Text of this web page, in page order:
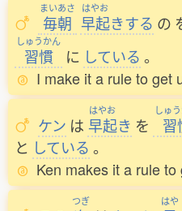
まいあさ
毎朝
はやお
早起きする の
しゅうかん
習慣 に している 。
I make it a rule to get
ケン は
はやお
早起き を
しゅ
習
と している 。
Ken makes it a rule to
つぎ はや